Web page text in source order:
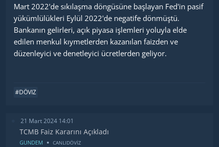
Mart 2022'de sıkılaşma döngüsüne başlayan Fed'in pasif
yükümlülükleri Eylül 2022'de negatife dönmüştü.
Bankanın gelirleri, açık piyasa işlemleri yoluyla elde
edilen menkul kıymetlerden kazanılan faizden ve
düzenleyici ve denetleyici ücretlerden geliyor.
#DÖVIZ
21 Mart 2024 14:01
TCMB Faiz Kararını Açıkladı
GUNDEM CANLIDÖVİZ